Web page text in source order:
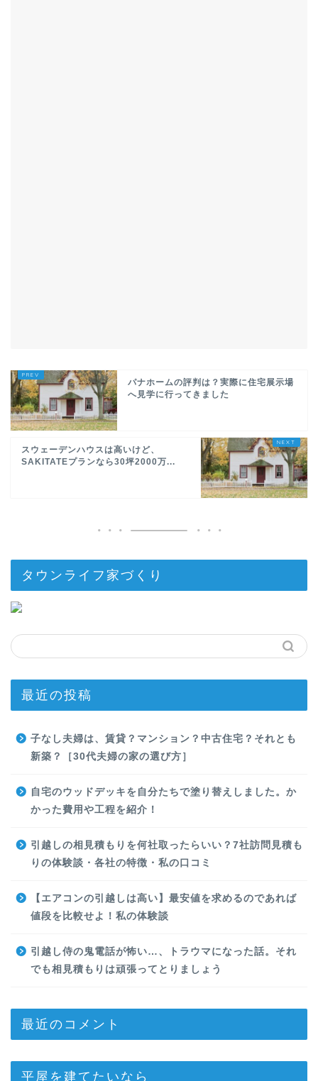
パナホームの評判は？実際に住宅展示場
へ見学に行ってきました
スウェーデンハウスは高いけど、
SAKITATEプランなら30坪2000万...
タウンライフ家づくり
最近の投稿
子なし夫婦は、賃貸？マンション？中古住宅？それとも
新築？［30代夫婦の家の選び方］
自宅のウッドデッキを自分たちで塗り替えしました。か
かった費用や工程を紹介！
引越しの相見積もりを何社取ったらいい？7社訪問見積も
りの体験談・各社の特徴・私の口コミ
【エアコンの引越しは高い】最安値を求めるのであれば
値段を比較せよ！私の体験談
引越し侍の鬼電話が怖い…、トラウマになった話。それ
でも相見積もりは頑張ってとりましょう
最近のコメント
平屋を建てたいなら